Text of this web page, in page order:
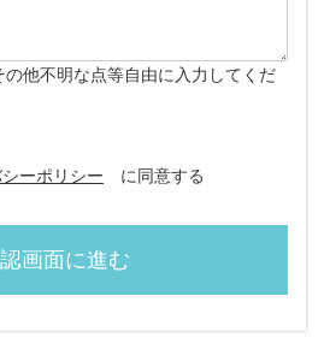
他不明な点等自由に入力してくだ
ーポリシー に同意する